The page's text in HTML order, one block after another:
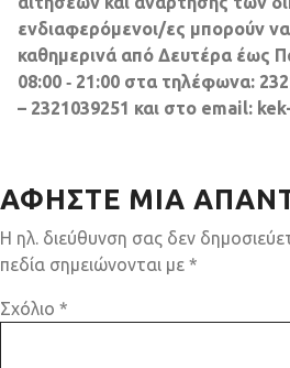
ενδιαφερόμενοι/ες μπορούν
καθημερινά από Δευτέρα έως
08:00 ‐ 21:00 στα τηλέφωνα:
– 2321039251 και στο email:
ΑΦΉΣΤΕ ΜΙΑ
Η ηλ. διεύθυνση σας δεν
πεδία σημειώνονται με *
Σχόλιο *